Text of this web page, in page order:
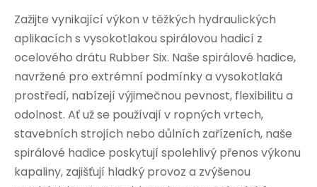
Zažijte vynikající výkon v těžkých hydraulických
aplikacích s vysokotlakou spirálovou hadicí z
ocelového drátu Rubber Six. Naše spirálové hadice,
navržené pro extrémní podmínky a vysokotlaká
prostředí, nabízejí výjimečnou pevnost, flexibilitu a
odolnost. Ať už se používají v ropných vrtech,
stavebních strojích nebo důlních zařízeních, naše
spirálové hadice poskytují spolehlivý přenos výkonu
kapaliny, zajišťují hladký provoz a zvýšenou